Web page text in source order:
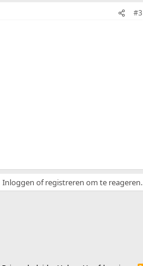
#3
Inloggen of registreren om te reageren.